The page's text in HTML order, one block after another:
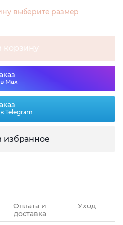
выберите размер
корзину
Max
Telegram
избранное
Оплата и
доставка
Уход